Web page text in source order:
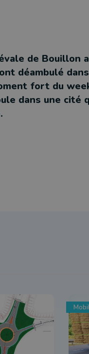
de Bouillon
déambulé
fort du
dans une cité